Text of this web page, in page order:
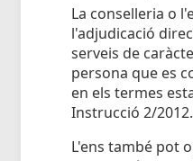
La conselleria o
l'adjudicació
serveis de
persona que es
en els termes
Instrucció 2/2012.
L'ens també pot